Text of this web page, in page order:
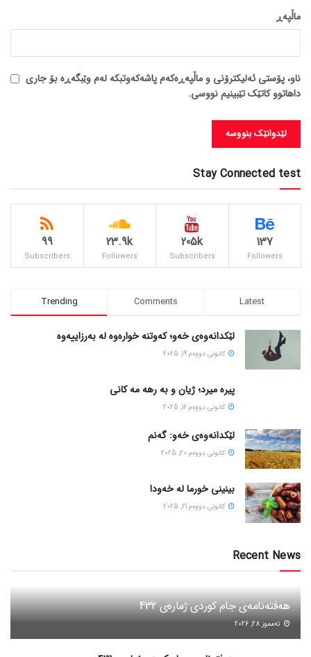
ماڵپه‌ڕ
ناو، پۆستی ئەلیکترۆنی و ماڵپەڕەکەم پاشەکەوتبکە لەم وێبگەڕە بۆ جاری
داهاتوو کاتێک تێبینیم نووسی.
Stay Connected test
137
Followers
205k
Subscribers
23.9k
Followers
99
Subscribers
Trending Comments Latest
لێکدانەوەی خەو؛ کەوتنە خوارەوە لە بەرزاییەوە
كانونی دووه‌م 19, 2025
پیره میرد؛ ژیان و به رهه مه کانی
كانونی دووه‌م 16, 2025
لێکدانەوەی خەو: گەنم
كانونی دووه‌م 20, 2025
بینینی خورما لە خەودا
كانونی دووه‌م 21, 2025
Recent News
هەفتەنامەی جام کوردی ژمارەی 432
ته‌مموز 28, 2026